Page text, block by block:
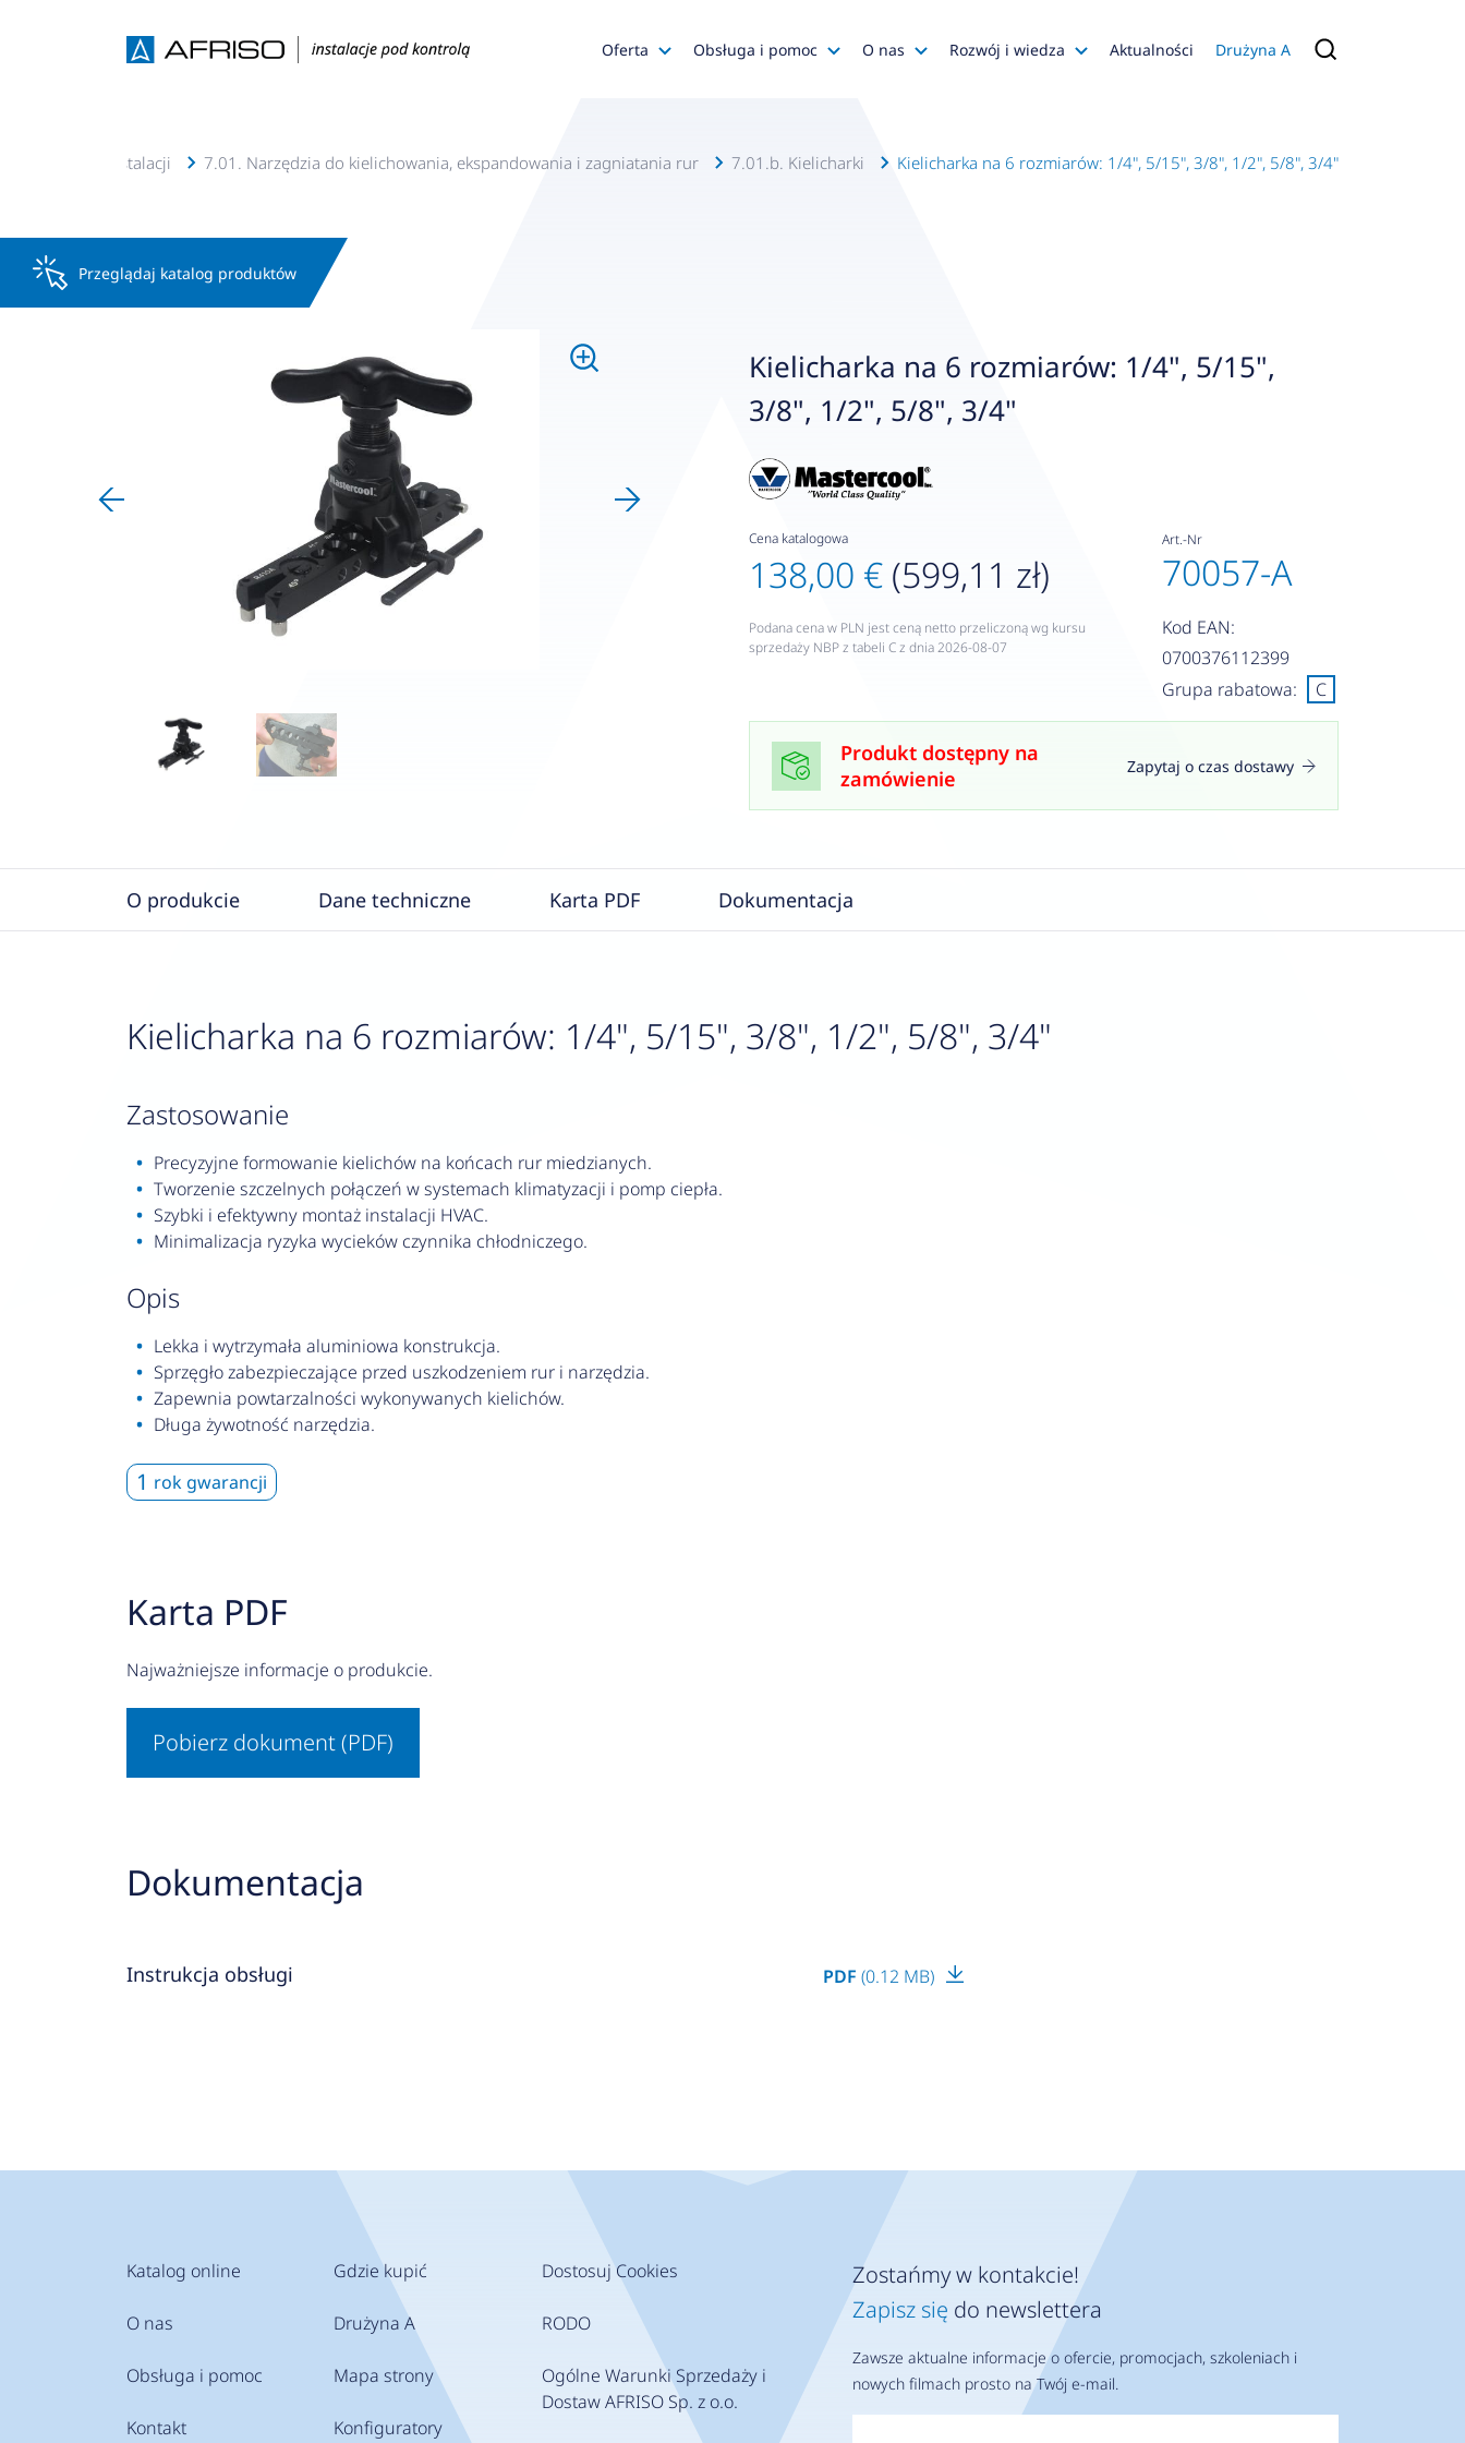
Oferta
Katalog SALUS Controls
Obsługa i pomoc
Obsługa zamówień
Klienci OEM
O nas
Kadra Zarządzająca
Zgłoś naruszenie
Kariera
Rozwój i wiedza
Konfiguratory
Aktualności Drużyna A
i obsługi instalacji 7.01. Narzędzia do kielichowania, ekspandowania i zagniatania rur 7.01.b. Kielicharki Kielicharka na 6 rozmiarów: 1/4", 5/15", 3/8", 1/2", 5/8", 3/4"
Przeglądaj katalog produktów
Kielicharka na 6 rozmiarów: 1/4", 5/15",
3/8", 1/2", 5/8", 3/4"
Cena katalogowa
138,00 € (599,11 zł)
Podana cena w PLN jest ceną netto przeliczoną wg kursu
sprzedaży NBP z tabeli C z dnia 2026-08-07
Art.-Nr
70057-A
Kod EAN:
0700376112399
Grupa rabatowa:
C
Produkt dostępny na
zamówienie
Zapytaj o czas dostawy
O produkcie Dane techniczne Karta PDF Dokumentacja
Kielicharka na 6 rozmiarów: 1/4", 5/15", 3/8", 1/2", 5/8", 3/4"
zastosowanie
Precyzyjne formowanie kielichów na końcach rur miedzianych.
Tworzenie szczelnych połączeń w systemach klimatyzacji i pomp ciepła.
Szybki i efektywny montaż instalacji HVAC.
Minimalizacja ryzyka wycieków czynnika chłodniczego.
opis
Lekka i wytrzymała aluminiowa konstrukcja.
Sprzęgło zabezpieczające przed uszkodzeniem rur i narzędzia.
Zapewnia powtarzalności wykonywanych kielichów.
Długa żywotność narzędzia.
1 rok gwarancji
Karta PDF
Najważniejsze informacje o produkcie.
Pobierz dokument (PDF)
Dokumentacja
Instrukcja obsługi PDF (0.12 MB)
Katalog online
O nas
Obsługa i pomoc
Kontakt
Gdzie kupić
Drużyna A
Mapa strony
Konfiguratory
Dostosuj Cookies
RODO
Ogólne Warunki Sprzedaży i
Dostaw AFRISO Sp. z o.o.
Zostańmy w kontakcie!
Zapisz się do newslettera
Zawsze aktualne informacje o ofercie, promocjach, szkoleniach i
nowych filmach prosto na Twój e-mail.